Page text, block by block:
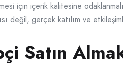
için içerik kalitesine
değil, gerçek katılım ve
Satın